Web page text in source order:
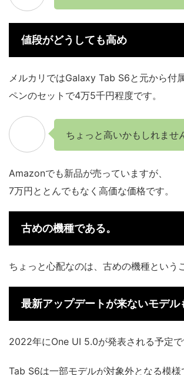
値段がどうしても高め
メルカリではGalaxy Tab S6と元から付
ペンのセットで4万5千円程度です。
ちょっと高いかもしれませ
Amazonでも新品が売っていますが、
7万円ととんでもなく高価な価格です。
古めの機種である。
ちょっと心配なのは、古めの機種という
最新アップデートが来ないモデル
2022年にOne UI 5.0が発表される予定で
Tab S6は一部モデルが対象外となる模様